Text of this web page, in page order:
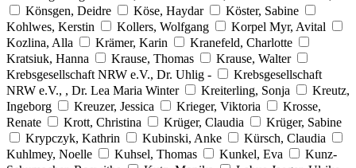
Könsgen, Deidre
Köse, Haydar
Köster, Sabine
Kohlwes, Kerstin
Kollers, Wolfgang
Korpel Myr, Avital
Kozlina, Alla
Krämer, Karin
Kranefeld, Charlotte
Kratsiuk, Hanna
Krause, Thomas
Krause, Walter
Krebsgesellschaft NRW e.V., Dr. Uhlig -
Krebsgesellschaft
NRW e.V., , Dr. Lea Maria Winter
Kreiterling, Sonja
Kreutz,
Ingeborg
Kreuzer, Jessica Krieger, Viktoria
Krosse,
Renate
Krott, Christina Krüger, Claudia
Krüger, Sabine
Krypczyk, Kathrin
Kubinski, Anke
Kürsch, Claudia
Kuhlmey, Noelle
Kuhsel, Thomas Kunkel, Eva
Kunz-